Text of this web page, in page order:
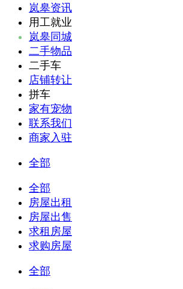
岚皋资讯
用工就业
岚皋同城
二手物品
二手车
店铺转让
拼车
家有宠物
联系我们
商家入驻
全部
全部
房屋出租
房屋出售
求租房屋
求购房屋
全部